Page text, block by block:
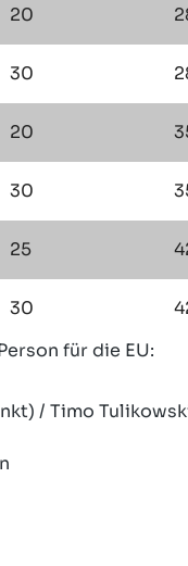
20
30
20
30
25
30
für die EU:
/ Timo